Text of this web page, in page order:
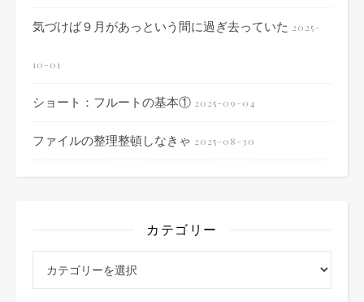
気づけば９月があっという間に過ぎ去っていた 2025-
10-01
ショート：フルートの基本① 2025-09-04
ファイルの整理整頓しなきゃ 2025-08-30
カテゴリー